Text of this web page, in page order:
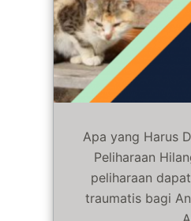
Apa yang Harus
Peliharaan
peliharaan
traumatis bagi